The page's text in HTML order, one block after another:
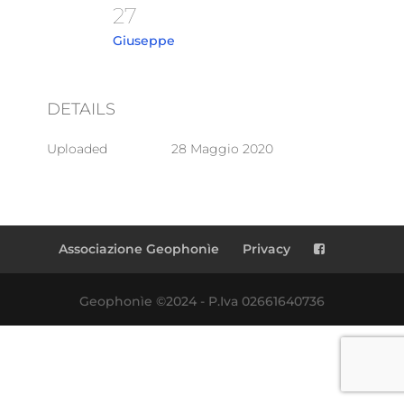
27
Giuseppe
DETAILS
Uploaded 28 Maggio 2020
Associazione Geophonìe Privacy
Geophonìe ©2024 - P.Iva 02661640736